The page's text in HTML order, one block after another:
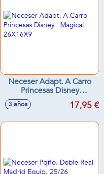
Neceser Adapt. A Carro
Princesas Disney
"Magical" 26X16X9
3 años 17,95 €